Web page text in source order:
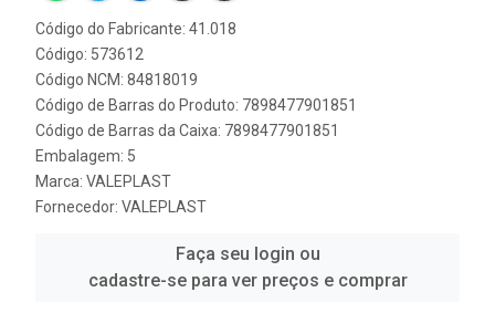
Código do Fabricante: 41.018
Código: 573612
Código NCM: 84818019
Código de Barras do Produto: 7898477901851
Código de Barras da Caixa: 7898477901851
Embalagem: 5
Marca: VALEPLAST
Fornecedor: VALEPLAST
Faça seu login ou
cadastre-se para ver preços e comprar